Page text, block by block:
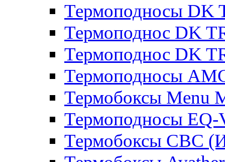
Термоподносы DK
Термоподнос DK
Термоподнос DK
Термоподносы
Термобоксы Menu
Термоподносы EQ-
Термобоксы CBC